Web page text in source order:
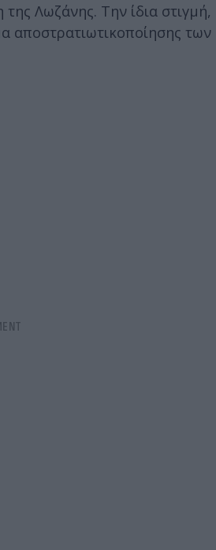
της Λωζάνης. Την ίδια στιγμή,
αποστρατιωτικοποίησης των